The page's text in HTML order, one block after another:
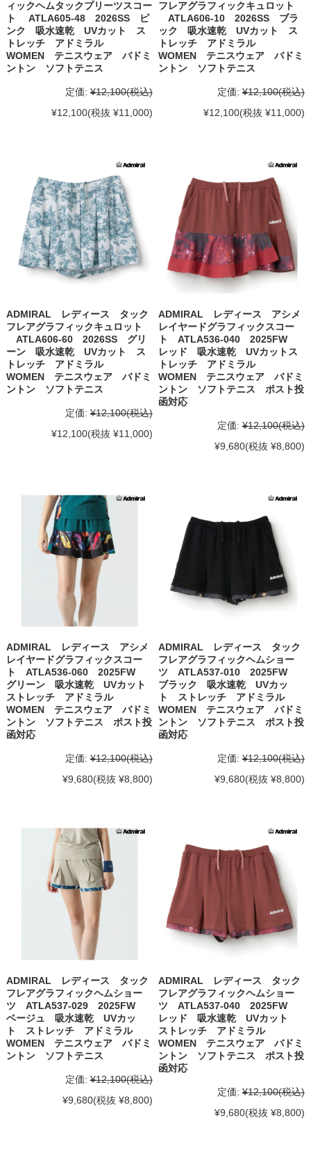
ィックヘムタックプリーツスコー
ト ATLA605-48 2026SS ピ
ンク 吸水速乾 UVカット ス
トレッチ アドミラル
WOMEN テニスウェア バドミ
ントン ソフトテニス
定価: ¥12,100(税込)
¥12,100(税抜 ¥11,000)
フレアグラフィックキュロット
ATLA606-10 2026SS ブラ
ック 吸水速乾 UVカット ス
トレッチ アドミラル
WOMEN テニスウェア バドミ
ントン ソフトテニス
定価: ¥12,100(税込)
¥12,100(税抜 ¥11,000)
ADMIRAL レディース タック
フレアグラフィックキュロット
ATLA606-60 2026SS グリ
ーン 吸水速乾 UVカット ス
トレッチ アドミラル
WOMEN テニスウェア バドミ
ントン ソフトテニス
定価: ¥12,100(税込)
¥12,100(税抜 ¥11,000)
ADMIRAL レディース アシメ
レイヤードグラフィックスコー
ト ATLA536-040 2025FW
レッド 吸水速乾 UVカットス
トレッチ アドミラル
WOMEN テニスウェア バドミ
ントン ソフトテニス ポスト投
函対応
定価: ¥12,100(税込)
¥9,680(税抜 ¥8,800)
ADMIRAL レディース アシメ
レイヤードグラフィックスコー
ト ATLA536-060 2025FW
グリーン 吸水速乾 UVカット
ストレッチ アドミラル
WOMEN テニスウェア バドミ
ントン ソフトテニス ポスト投
函対応
定価: ¥12,100(税込)
¥9,680(税抜 ¥8,800)
ADMIRAL レディース タック
フレアグラフィックヘムショー
ツ ATLA537-010 2025FW
ブラック 吸水速乾 UVカッ
ト ストレッチ アドミラル
WOMEN テニスウェア バドミ
ントン ソフトテニス ポスト投
函対応
定価: ¥12,100(税込)
¥9,680(税抜 ¥8,800)
ADMIRAL レディース タック
フレアグラフィックヘムショー
ツ ATLA537-029 2025FW
ベージュ 吸水速乾 UVカッ
ト ストレッチ アドミラル
WOMEN テニスウェア バドミ
ントン ソフトテニス
定価: ¥12,100(税込)
¥9,680(税抜 ¥8,800)
ADMIRAL レディース タック
フレアグラフィックヘムショー
ツ ATLA537-040 2025FW
レッド 吸水速乾 UVカット
ストレッチ アドミラル
WOMEN テニスウェア バドミ
ントン ソフトテニス ポスト投
函対応
定価: ¥12,100(税込)
¥9,680(税抜 ¥8,800)